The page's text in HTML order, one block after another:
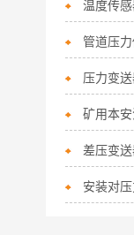
温度传
压力变
差压变
安装对